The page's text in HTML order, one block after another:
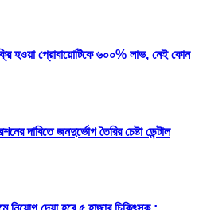
হওয়া প্রোবায়োটিকে ৬০০% লাভ, নেই কোন
দাবিতে জনদুর্ভোগ তৈরির চেষ্টা ডেন্টাল